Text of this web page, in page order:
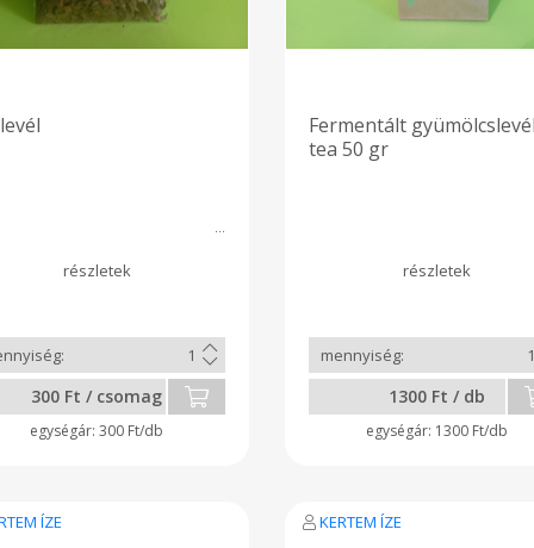
300 Ft / csomag
300 Ft/db
Fermentált gyümölcslevél
tea 50 gr
1300 Ft / db
1300 Ft/db
ÍZE KERTEM ÍZE